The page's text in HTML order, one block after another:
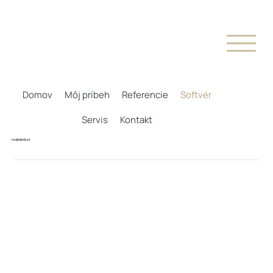
Domov Môj príbeh Referencie
Softvér
Servis
Kontakt
mojiklienti.sk